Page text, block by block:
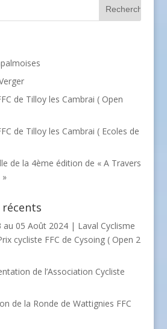
de Tilloy les Cambrai ( Open
de Tilloy les Cambrai ( Ecoles de
de la 4ème édition de « A Travers
au 05 Août 2024 | Laval Cyclisme
cycliste FFC de Cysoing ( Open 2
de l’Association Cycliste
de la Ronde de Wattignies FFC